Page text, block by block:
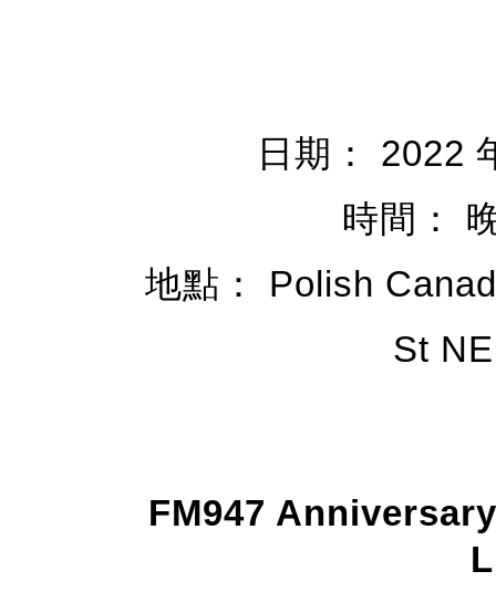
日期： 2022
時間：
地點： Polish
St
FM947